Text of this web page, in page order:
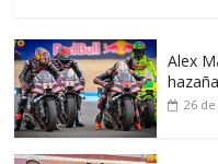
Alex
26